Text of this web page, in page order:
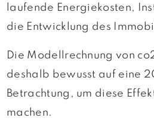
laufende Energiekosten,
die Entwicklung des
Die Modellrechnung von
deshalb bewusst auf eine
Betrachtung, um diese
machen.